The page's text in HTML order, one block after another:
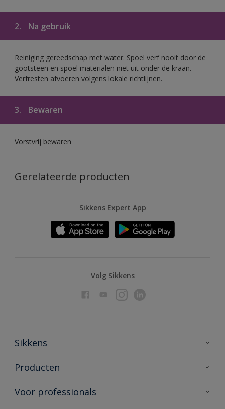
2. Na gebruik
Reiniging gereedschap met water. Spoel verf nooit door de
gootsteen en spoel materialen niet uit onder de kraan.
Verfresten afvoeren volgens lokale richtlijnen.
3. Bewaren
Vorstvrij bewaren
Gerelateerde producten
Sikkens Expert App
Volg Sikkens
Sikkens
Over Sikkens
Duurzaamheid
Producten
Producten voor binnen
Voor professionals